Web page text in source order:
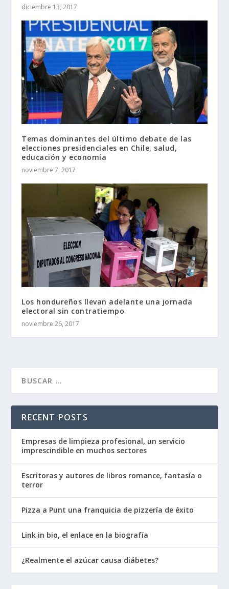
diciembre 13, 2017
Temas dominantes del último debate de las
elecciones presidenciales en Chile, salud,
educación y economía
noviembre 7, 2017
Los hondureños llevan adelante una jornada
electoral sin contratiempo
noviembre 26, 2017
RECENT POSTS
Empresas de limpieza profesional, un servicio
imprescindible en muchos sectores
Escritoras y autores de libros romance, fantasía o
terror
Pizza a Punt una franquicia de pizzería de éxito
Link in bio, el enlace en la biografía
¿Realmente el azúcar causa diábetes?